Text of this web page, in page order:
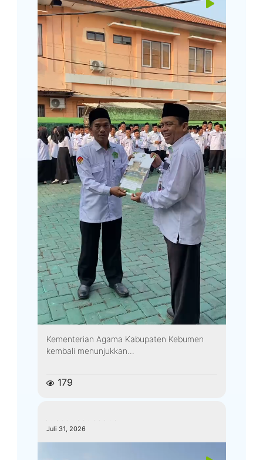
Kementerian Agama Kabupaten Kebumen
kembali menunjukkan...
179
Juli 31, 2026